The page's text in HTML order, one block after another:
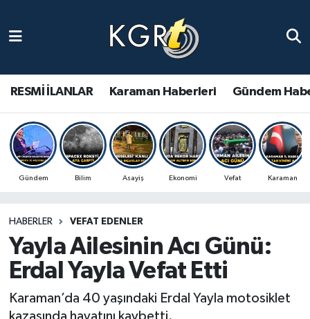
RESMİ İLANLAR Karaman Haberleri Gündem
Gündem Bilim Asayiş Ekonomi Vefat Karaman
HABERLER VEFAT EDENLER
Yayla Ailesinin Acı Günü:
Erdal Yayla Vefat Etti
Karaman’da 40 yaşındaki Erdal Yayla motosiklet
kazasında hayatını kaybetti.
Gündem Haberleri
Güncel Haberler
Spor Haberleri
Ulusal Haberler
Vefat Edenler